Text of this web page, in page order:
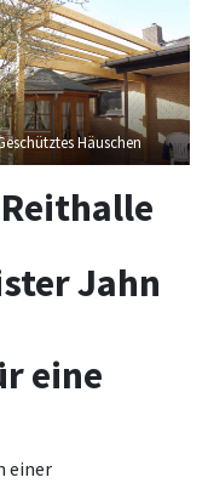
Häuschen
Jahn
eine
einer